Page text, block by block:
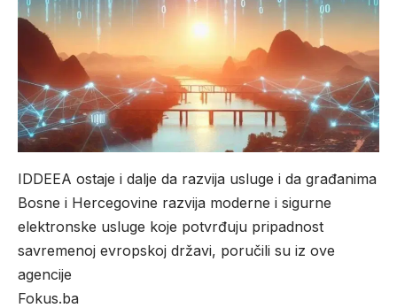
IDDEEA ostaje i dalje da razvija usluge i da građanima
Bosne i Hercegovine razvija moderne i sigurne
elektronske usluge koje potvrđuju pripadnost
savremenoj evropskoj državi, poručili su iz ove
agencije
Fokus.ba